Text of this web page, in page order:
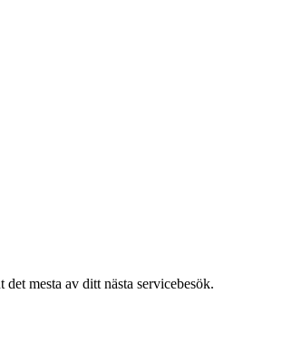
mesta av ditt nästa servicebesök.